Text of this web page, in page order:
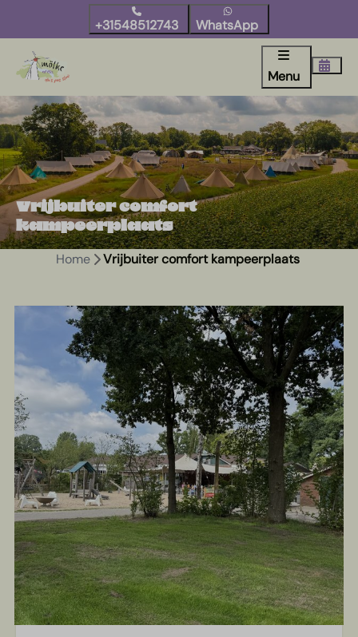
+31548512743 WhatsApp
Menu
Vrijbuiter comfort
kampeerplaats
Home Vrijbuiter comfort kampeerplaats